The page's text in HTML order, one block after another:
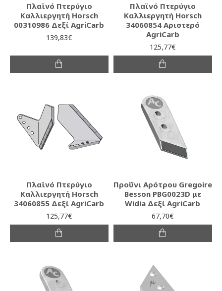
Πλαϊνό Πτερύγιο
Καλλιεργητή Horsch
00310986 Δεξί AgriCarb
139,83€
Πλαϊνό Πτερύγιο
Καλλιεργητή Horsch
34060854 Αριστερό
AgriCarb
125,77€
Πλαϊνό Πτερύγιο
Καλλιεργητή Horsch
34060855 Δεξί AgriCarb
125,77€
Προΰνι Αρότρου Gregoire
Besson PBG0023D με
Widia Δεξί AgriCarb
67,70€